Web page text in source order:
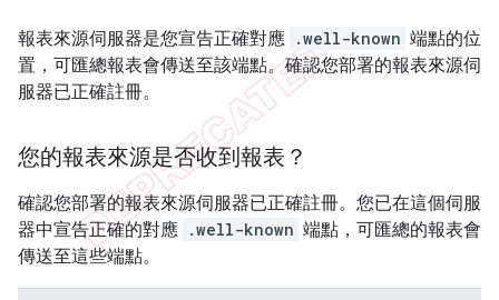
報表來源伺服器是您宣告正確對應 .well-known 端點的位
置，可匯總報表會傳送至該端點。確認您部署的報表來源伺
服器已正確註冊。
您的報表來源是否收到報表？
確認您部署的報表來源伺服器已正確註冊。您已在這個伺服
器中宣告正確的對應 .well-known 端點，可匯總的報表會
傳送至這些端點。